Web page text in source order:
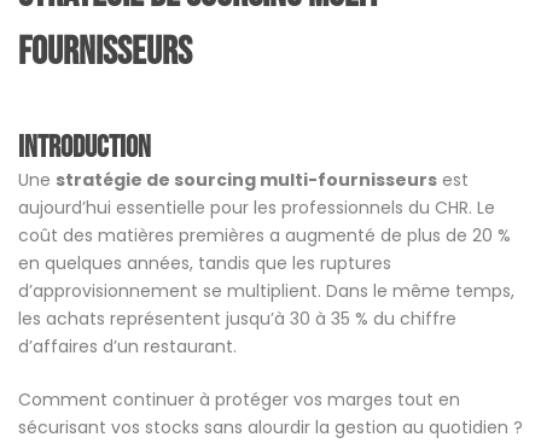
fournisseurs
Introduction
Une stratégie de sourcing multi-fournisseurs est
aujourd’hui essentielle pour les professionnels du CHR. Le
coût des matières premières a augmenté de plus de 20 %
en quelques années, tandis que les ruptures
d’approvisionnement se multiplient. Dans le même temps,
les achats représentent jusqu’à 30 à 35 % du chiffre
d’affaires d’un restaurant.
Comment continuer à protéger vos marges tout en
sécurisant vos stocks sans alourdir la gestion au quotidien ?